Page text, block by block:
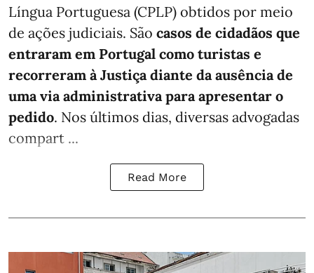
Língua Portuguesa (CPLP) obtidos por meio
de ações judiciais. São casos de cidadãos que
entraram em Portugal como turistas e
recorreram à Justiça diante da ausência de
uma via administrativa para apresentar o
pedido. Nos últimos dias, diversas advogadas
compart ...
Read More